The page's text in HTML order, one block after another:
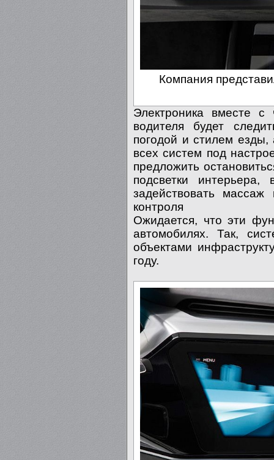
Компания
Электроника вместе
водителя будет
погодой и стилем езды,
всех систем под
предложить
подсветки
задействовать
контроля
Ожидается, что эти
автомобилях. Так,
объектами
году.